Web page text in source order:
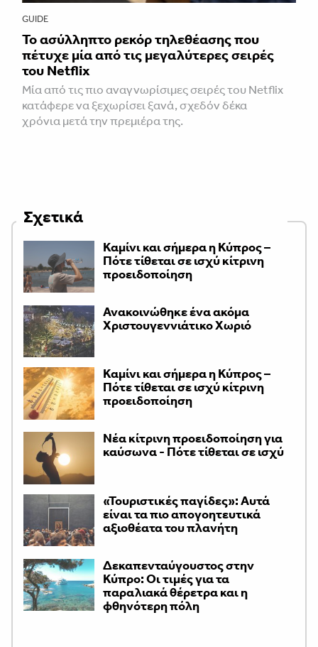
GUIDE
Το ασύλληπτο ρεκόρ τηλεθέασης που
πέτυχε μία από τις μεγαλύτερες σειρές
του Netflix
Μία από τις πιο αναγνωρίσιμες σειρές του Netflix
κατάφερε να ξεχωρίσει ξανά, σχεδόν δέκα
χρόνια μετά την πρεμιέρα της.
Σχετικά
Καμίνι και σήμερα η Κύπρος –
Πότε τίθεται σε ισχύ κίτρινη
προειδοποίηση
Ανακοινώθηκε ένα ακόμα
Χριστουγεννιάτικο Χωριό
Καμίνι και σήμερα η Κύπρος –
Πότε τίθεται σε ισχύ κίτρινη
προειδοποίηση
Νέα κίτρινη προειδοποίηση για
καύσωνα - Πότε τίθεται σε ισχύ
«Τουριστικές παγίδες»: Αυτά
είναι τα πιο απογοητευτικά
αξιοθέατα του πλανήτη
Δεκαπενταύγουστος στην
Κύπρο: Οι τιμές για τα
παραλιακά θέρετρα και η
φθηνότερη πόλη